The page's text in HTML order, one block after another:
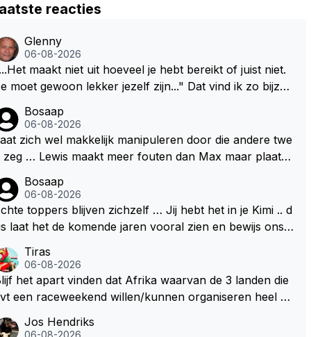
reacties
Glenny
06-08-2026
maakt niet uit hoeveel je hebt bereikt of juist niet.
moet gewoon lekker jezelf zijn..." Dat vind ik zo bijzon
om kwantiteit in het (zijn) leven. Voor zo'n mindset in
wereld waarin het nota bene heel vaak juist WEL om
draait, en dat op zo'n jonge leeftijd, kan ik allee
Dhabi won in 2021 zei hij al direct dat hij had bereikt
hij altijd al graag wilde. Max was tevreden, de rest is
Iets dergelijks heb ik bijvoorbeeld Lando Norris n
Bosaap
06-08-2026
zich wel makkelijk manipuleren door die andere twe
zeg … Lewis maakt meer fouten dan Max maar plaatst
mij goed, maar heeft ook het beste materiaal .. Het k
en mag nooit zo zijn dat hij kwa rijden hoger ingescha
wordt dan Lewis en Max .. Dan begrijpt je het echt ni
Bosaap
06-08-2026
toppers blijven zichzelf … Jij hebt het in je Kimi .. d
laat het de komende jaren vooral zien en bewijs ons d
Tiras
06-08-2026
het apart vinden dat Afrika waarvan de 3 landen die
een raceweekend willen/kunnen organiseren heel ve
van circuits en geld voor de FOM om maar die F1 lic
Jos Hendriks
06-08-2026